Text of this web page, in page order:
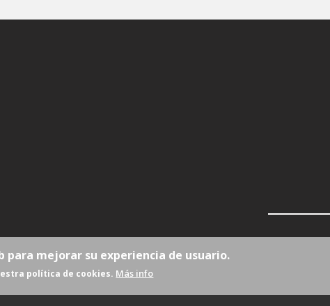
mejorar su experiencia de usuario.
política de cookies. Más info